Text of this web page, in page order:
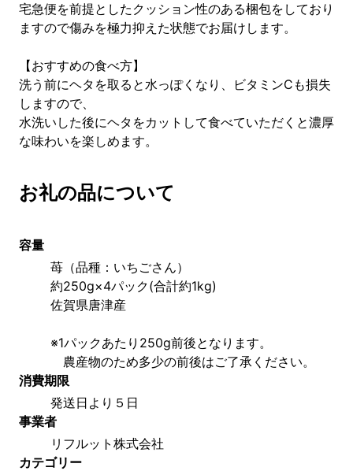
宅急便を前提としたクッション性のある梱包をしており
ますので傷みを極力抑えた状態でお届けします。
【おすすめの食べ方】
洗う前にヘタを取ると水っぽくなり、ビタミンCも損失
しますので、
水洗いした後にヘタをカットして食べていただくと濃厚
な味わいを楽しめます。
お礼の品について
容量
苺（品種：いちごさん）
約250g×4パック(合計約1kg)
佐賀県唐津産
※1パックあたり250g前後となります。
農産物のため多少の前後はご了承ください。
消費期限
発送日より５日
事業者
リフルット株式会社
カテゴリー